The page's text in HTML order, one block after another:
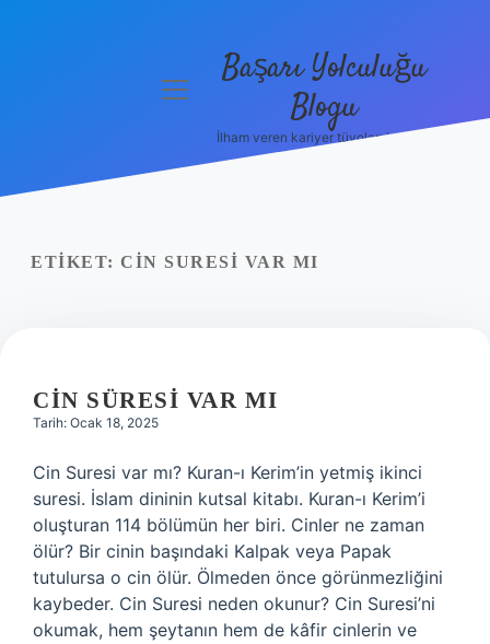
menüyüBaşarı Yolculuğu
Blogu
İlham veren kariyer tüyoları burada!
ETIKET: CIN SURESI VAR MI
CIN SÜRESI VAR MI
Tarih: Ocak 18, 2025
Cin Suresi var mı? Kuran-ı Kerim’in yetmiş ikinci
suresi. İslam dininin kutsal kitabı. Kuran-ı Kerim’i
oluşturan 114 bölümün her biri. Cinler ne zaman
ölür? Bir cinin başındaki Kalpak veya Papak
tutulursa o cin ölür. Ölmeden önce görünmezliğini
kaybeder. Cin Suresi neden okunur? Cin Suresi’ni
okumak, hem şeytanın hem de kâfir cinlerin ve